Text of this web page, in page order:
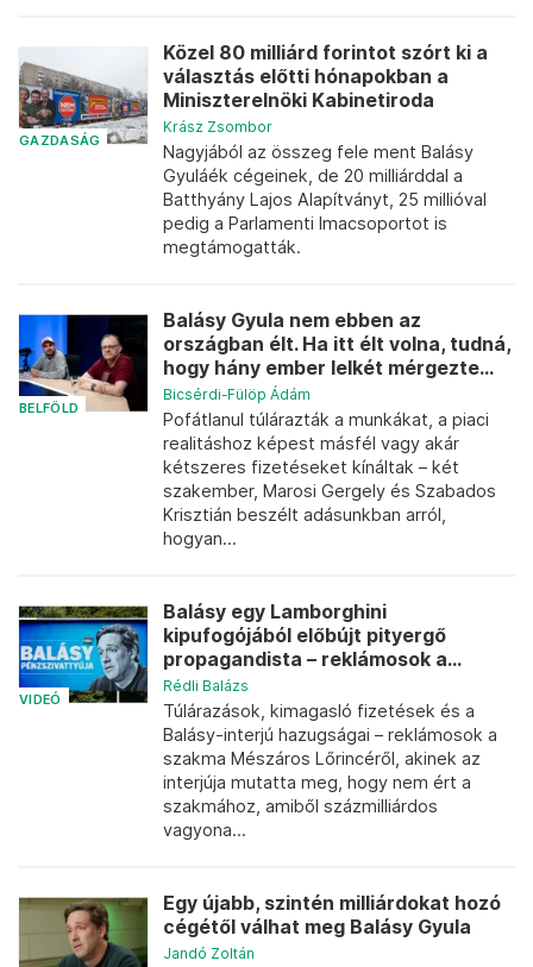
GAZDASÁG
Közel 80 milliárd forintot szórt ki a
választás előtti hónapokban a
Miniszterelnöki Kabinetiroda
Krász Zsombor
Nagyjából az összeg fele ment Balásy
Gyuláék cégeinek, de 20 milliárddal a
Batthyány Lajos Alapítványt, 25 millióval
pedig a Parlamenti Imacsoportot is
megtámogatták.
BELFÖLD
Balásy Gyula nem ebben az
országban élt. Ha itt élt volna, tudná,
hogy hány ember lelkét mérgezte...
Bicsérdi-Fülöp Ádám
Pofátlanul túlárazták a munkákat, a piaci
realitáshoz képest másfél vagy akár
kétszeres fizetéseket kínáltak – két
szakember, Marosi Gergely és Szabados
Krisztián beszélt adásunkban arról,
hogyan...
VIDEÓ
Balásy egy Lamborghini
kipufogójából előbújt pityergő
propagandista – reklámosok a...
Rédli Balázs
Túlárazások, kimagasló fizetések és a
Balásy-interjú hazugságai – reklámosok a
szakma Mészáros Lőrincéről, akinek az
interjúja mutatta meg, hogy nem ért a
szakmához, amiből százmilliárdos
vagyona...
Egy újabb, szintén milliárdokat hozó
cégétől válhat meg Balásy Gyula
Jandó Zoltán